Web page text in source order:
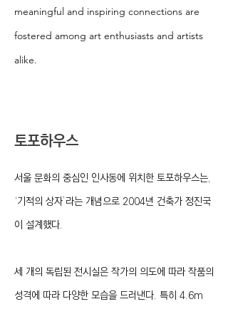
meaningful and inspiring connections are
fostered among art enthusiasts and artists
alike.
토포하우스
서울 문화의 중심인 인사동에 위치한 토포하우스는,
‘기적의 상자’라는 개념으로 2004년 건축가 정진국
이 설계했다.
세 개의 독립된 전시실은 작가의 의도에 따라 작품의
성격에 따라 다양한 모습을 드러낸다. 특히 4.6m